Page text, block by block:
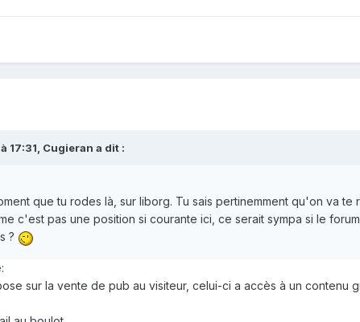
17:31, Cugieran a dit :
que tu rodes là, sur liborg. Tu sais pertinemment qu'on va
c'est pas une position si courante ici, ce serait sympa si le
?
sur la vente de pub au visiteur, celui-ci a accès à un contenu